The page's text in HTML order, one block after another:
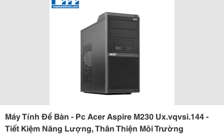
Máy Tính Để Bàn - Pc Acer Aspire M230 Ux.vqvsi.144 -
Tiết Kiệm Năng Lượng, Thân Thiện Môi Trường